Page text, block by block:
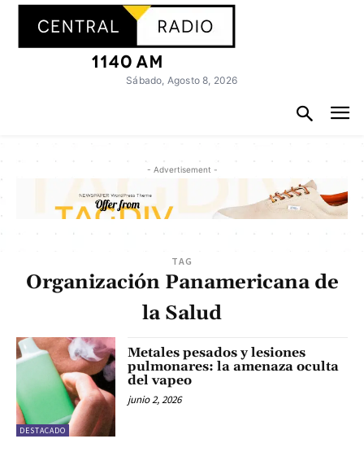
Sábado, Agosto 8, 2026
- Advertisement -
TAG
Organización Panamericana de
la Salud
DESTACADO
Metales pesados y lesiones
pulmonares: la amenaza oculta
del vapeo
junio 2, 2026